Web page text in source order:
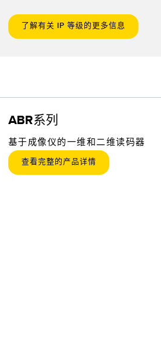
了解有关 IP 等级的更多信息
ABR系列
基于成像仪的一维和二维读码器
查看完整的产品详情